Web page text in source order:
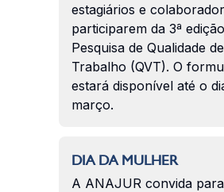
estagiários e
participarem da 3ª
Pesquisa de Qualidade
Trabalho (QVT). O
estará disponível até o
março.
DIA DA MULHER
A ANAJUR convida